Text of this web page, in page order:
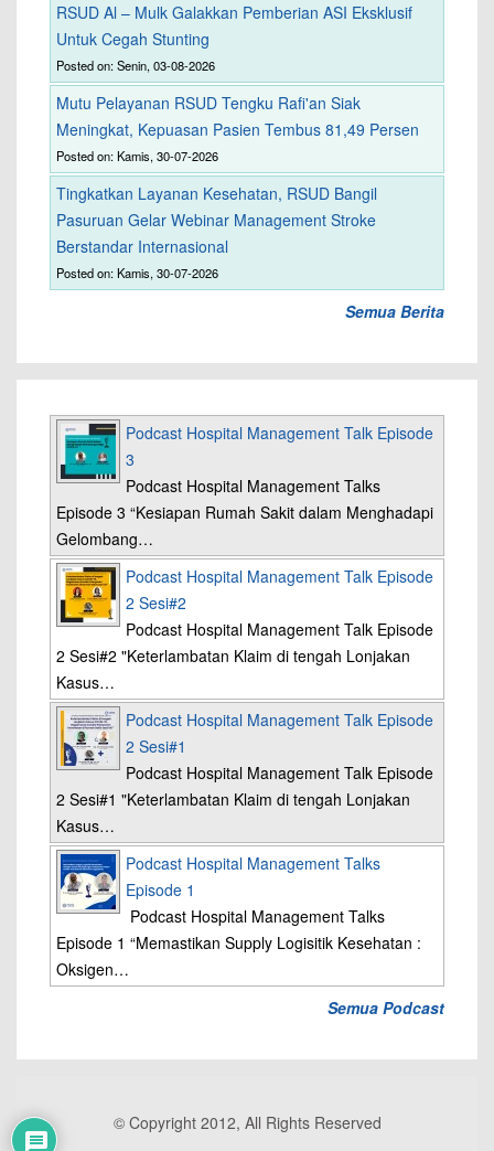
RSUD Al – Mulk Galakkan Pemberian ASI Eksklusif
Untuk Cegah Stunting
Posted on: Senin, 03-08-2026
Mutu Pelayanan RSUD Tengku Rafi'an Siak
Meningkat, Kepuasan Pasien Tembus 81,49 Persen
Posted on: Kamis, 30-07-2026
Tingkatkan Layanan Kesehatan, RSUD Bangil
Pasuruan Gelar Webinar Management Stroke
Berstandar Internasional
Posted on: Kamis, 30-07-2026
Semua Berita
Podcast Hospital Management Talk Episode
3
Podcast Hospital Management Talks
Episode 3 “Kesiapan Rumah Sakit dalam Menghadapi
Gelombang…
Podcast Hospital Management Talk Episode
2 Sesi#2
Podcast Hospital Management Talk Episode
2 Sesi#2 "Keterlambatan Klaim di tengah Lonjakan
Kasus…
Podcast Hospital Management Talk Episode
2 Sesi#1
Podcast Hospital Management Talk Episode
2 Sesi#1 "Keterlambatan Klaim di tengah Lonjakan
Kasus…
Podcast Hospital Management Talks
Episode 1
Podcast Hospital Management Talks
Episode 1 “Memastikan Supply Logisitik Kesehatan :
Oksigen…
Semua Podcast
© Copyright 2012, All Rights Reserved